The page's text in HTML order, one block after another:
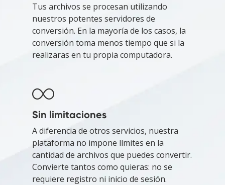
Tus archivos se procesan utilizando
nuestros potentes servidores de
conversión. En la mayoría de los casos, la
conversión toma menos tiempo que si la
realizaras en tu propia computadora.
Sin limitaciones
A diferencia de otros servicios, nuestra
plataforma no impone límites en la
cantidad de archivos que puedes convertir.
Convierte tantos como quieras: no se
requiere registro ni inicio de sesión.